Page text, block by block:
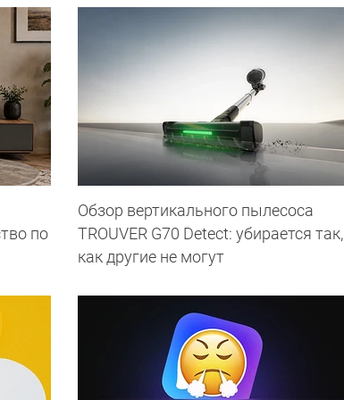
по
Обзор вертикального пылесоса
TROUVER G70 Detect: убирается так,
как другие не могут